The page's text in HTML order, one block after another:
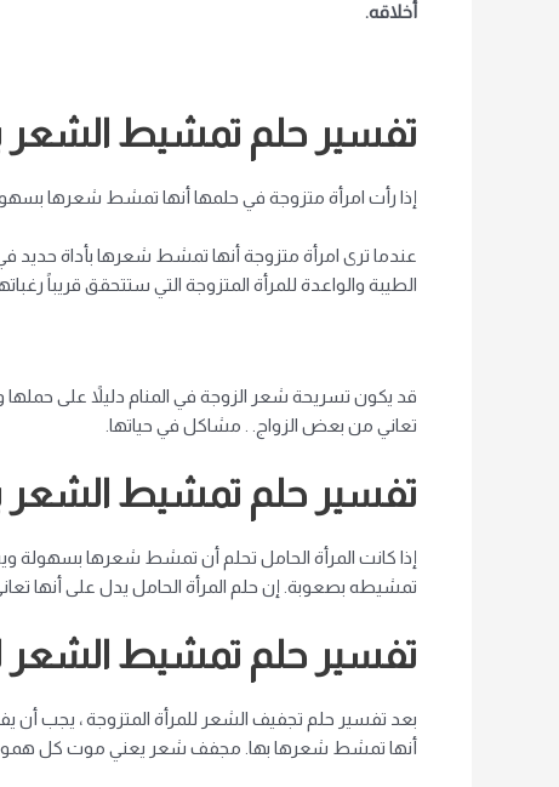
أخلاقه.
تفسير حلم تمشيط الشعر
إذا رأت امرأة متزوجة في حلمها أنها تمشط شعرها
عندما ترى امرأة متزوجة أنها تمشط شعرها بأداة حديد
الطيبة والواعدة للمرأة المتزوجة التي ستتحقق قريباً
قد يكون تسريحة شعر الزوجة في المنام دليلاً على
تعاني من بعض الزواج. . مشاكل في حياتها.
تفسير حلم تمشيط الشعر
إذا كانت المرأة الحامل تحلم أن تمشط شعرها بسهولة
تمشيطه بصعوبة. إن حلم المرأة الحامل يدل على أنها
تفسير حلم تمشيط الشعر
بعد تفسير حلم تجفيف الشعر للمرأة المتزوجة ، يجب أن
أنها تمشط شعرها بها. مجفف شعر يعني موت كل همومها